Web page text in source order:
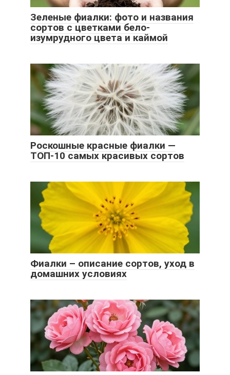
Зеленые фиалки: фото и названия
сортов с цветками бело-
изумрудного цвета и каймой
Роскошные красные фиалки —
ТОП-10 самых красивых сортов
Фиалки – описание сортов, уход в
домашних условиях